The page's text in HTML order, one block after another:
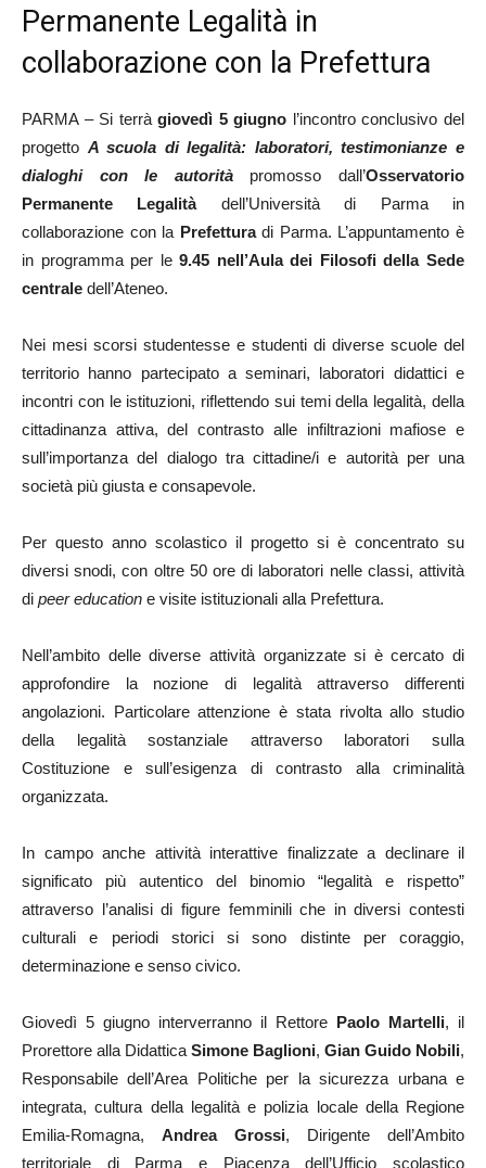
Permanente Legalità in
collaborazione con la Prefettura
PARMA – Si terràgiovedì 5 giugno l’incontro conclusivo del
progetto A scuola di legalità: laboratori, testimonianze e
dialoghi con le autorità promosso dall’Osservatorio
Permanente Legalitàdell’Università di Parma in
collaborazione con la Prefetturadi Parma. L’appuntamento è
in programma per le9.45 nell’Aula dei Filosofi della Sede
centrale dell’Ateneo.
Nei mesi scorsi studentesse e studenti di diverse scuole del
territorio hanno partecipato a seminari, laboratori didattici e
incontri con le istituzioni, riflettendo sui temi della legalità, della
cittadinanza attiva, del contrasto alle infiltrazioni mafiose e
sull’importanza del dialogo tra cittadine/i e autorità per una
società più giusta e consapevole.
Per questo anno scolastico il progetto si è concentrato su
diversi snodi, con oltre 50 ore di laboratori nelle classi, attività
di peer education e visite istituzionali alla Prefettura.
Nell’ambito delle diverse attività organizzate si è cercato di
approfondire la nozione di legalità attraverso differenti
angolazioni. Particolare attenzione è stata rivolta allo studio
della legalità sostanziale attraverso laboratori sulla
Costituzione e sull’esigenza di contrasto alla criminalità
organizzata.
In campo anche attività interattive finalizzate a declinare il
significato più autentico del binomio “legalità e rispetto”
attraverso l’analisi di figure femminili che in diversi contesti
culturali e periodi storici si sono distinte per coraggio,
determinazione e senso civico.
Giovedì 5 giugno interverranno il Rettore Paolo Martelli, il
Prorettore alla Didattica Simone Baglioni, Gian Guido Nobili,
Responsabile dell’Area Politiche per la sicurezza urbana e
integrata, cultura della legalità e polizia locale della Regione
Emilia-Romagna, Andrea Grossi, Dirigente dell’Ambito
territoriale di Parma e Piacenza dell’Ufficio scolastico